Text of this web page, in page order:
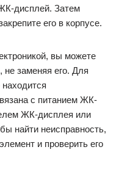
дисплей. Затем
его в корпусе.
вы можете
заменяя его. Для
с питанием ЖК-
ЖК-дисплея или
найти неисправность,
и проверить его